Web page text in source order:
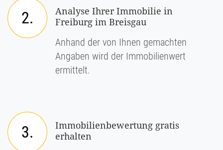
2.
Analyse Ihrer Immobilie in
Freiburg im Breisgau
Anhand der von Ihnen gemachten
Angaben wird der Immobilienwert
ermittelt.
3.
Immobilienbewertung gratis
erhalten